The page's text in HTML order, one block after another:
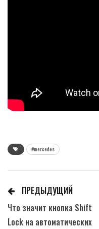
#mercedes
ПРЕДЫДУЩИЙ
Что значит кнопка Shift
Lock на автоматических